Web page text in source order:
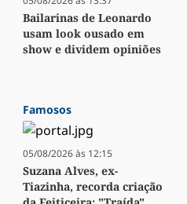
Bailarinas de Leonardo
usam look ousado em
show e dividem opiniões
Famosos
05/08/2026 às 12:15
Suzana Alves, ex-
Tiazinha, recorda criação